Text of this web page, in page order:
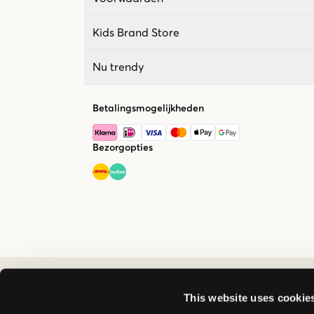
This website uses
Kids Brand Store
Nu trendy
Betalingsmogelijkheden
Bezorgopties